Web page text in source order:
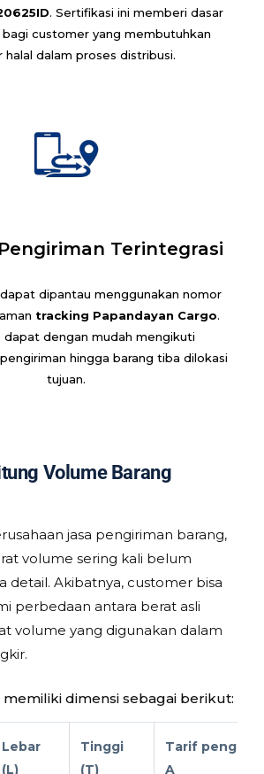
. Sertifikasi ini memberi dasar
customer yang membutuhkan
halal dalam proses distribusi.
Terintegrasi
dipantau menggunakan nomor
tracking Papandayan Cargo.
dapat dengan mudah mengikuti
hingga barang tiba dilokasi
tujuan.
Volume Barang
jasa pengiriman barang,
volume sering kali belum
detail. Akibatnya, customer bisa
perbedaan antara berat asli
volume yang digunakan dalam
dimensi sebagai berikut:
Lebar
(L)
Tinggi
(T)
Tarif
A